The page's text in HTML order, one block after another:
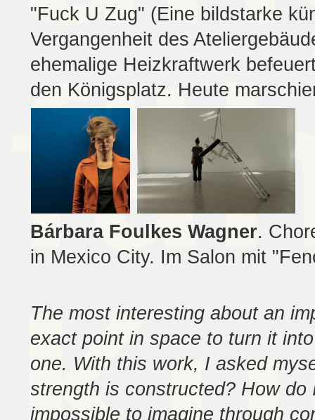
"Fuck U Zug" (Eine bildstarke
Vergangenheit des
ehemalige Heizkraftwerk
den Königsplatz. Heute
Bárbara Foulkes Wagner.
in Mexico City. Im Salon mit
The most interesting about an
exact point in space to turn it
one. With this work, I asked
strength is constructed? How
impossible to imagine through